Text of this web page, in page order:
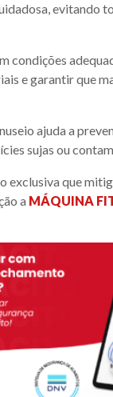
evitando
condições
e garantir que
ajuda a
sujas ou
exclusiva que
a MÁQUINA